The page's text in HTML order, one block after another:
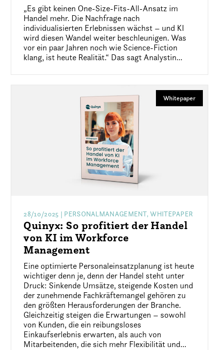
„Es gibt keinen One-Size-Fits-All-Ansatz im
Handel mehr. Die Nachfrage nach
individualisierten Erlebnissen wächst – und KI
wird diesen Wandel weiter beschleunigen. Was
vor ein paar Jahren noch wie Science-Fiction
klang, ist heute Realität.“ Das sagt Analystin...
Whitepaper
28/10/2025 | PERSONALMANAGEMENT, WHITEPAPER
Quinyx: So profitiert der Handel
von KI im Workforce
Management
Eine optimierte Personaleinsatzplanung ist heute
wichtiger denn je, denn der Handel steht unter
Druck: Sinkende Umsätze, steigende Kosten und
der zunehmende Fachkräftemangel gehören zu
den größten Herausforderungen der Branche.
Gleichzeitig steigen die Erwartungen – sowohl
von Kunden, die ein reibungsloses
Einkaufserlebnis erwarten, als auch von
Mitarbeitenden, die sich mehr Flexibilität und...